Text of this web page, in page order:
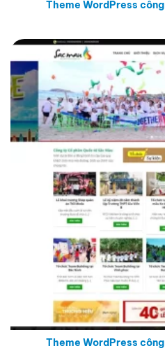
Theme WordPress
Theme WordPress